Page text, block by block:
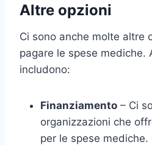
Altre opzioni
Ci sono anche molte altre
pagare le spese mediche.
includono:
Finanziamento – Ci
organizzazioni che
per le spese